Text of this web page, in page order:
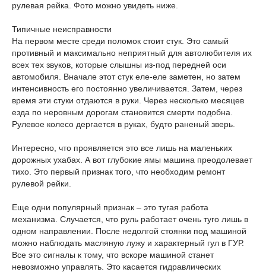
рулевая рейка. Фото можно увидеть ниже.
Типичные неисправности
На первом месте среди поломок стоит стук. Это самый
противный и максимально неприятный для автолюбителя их
всех тех звуков, которые слышны из-под передней оси
автомобиля. Вначале этот стук еле-еле заметен, но затем
интенсивность его постоянно увеличивается. Затем, через
время эти стуки отдаются в руки. Через несколько месяцев
езда по неровным дорогам становится смерти подобна.
Рулевое колесо дергается в руках, будто раненый зверь.
Интересно, что проявляется это все лишь на маленьких
дорожных ухабах. А вот глубокие ямы машина преодолевает
тихо. Это первый признак того, что необходим ремонт
рулевой рейки.
Еще одни популярный признак – это тугая работа
механизма. Случается, что руль работает очень туго лишь в
одном направлении. После недолгой стоянки под машиной
можно наблюдать масляную лужу и характерный гул в ГУР.
Все это сигналы к тому, что вскоре машиной станет
невозможно управлять. Это касается гидравлических